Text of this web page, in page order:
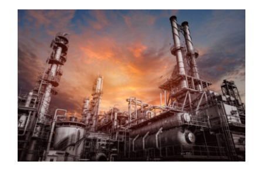
Ölbörse unter Spannung – Raffinerieausfälle treffen
auf Produktionssteigerungen – Heizölpreise mit
leichtem Plus
HeizölNews OPEC Raffinerieausfall Russland